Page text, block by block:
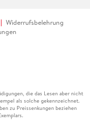
Widerrufsbelehrung
die das Lesen aber nicht
als solche gekennzeichnet.
zu Preissenkungen beziehen